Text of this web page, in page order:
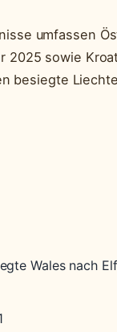
umfassen
2025 sowie
besiegte
Wales nach